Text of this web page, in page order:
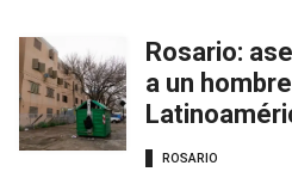
Rosario:
a un
ROSARIO